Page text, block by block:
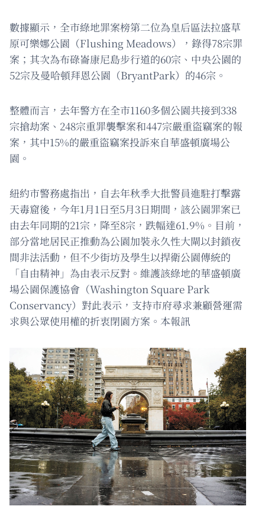
數據顯示，全市綠地罪案榜第二位為皇后區法拉盛草
原可樂娜公園（Flushing Meadows），錄得78宗罪
案；其次為布碌崙康尼島步行道的60宗、中央公園的
52宗及曼哈頓拜恩公園（BryantPark）的46宗。
整體而言，去年警方在全市1160多個公園共接到338
宗搶劫案、248宗重罪襲擊案和447宗嚴重盜竊案的報
案，其中15%的嚴重盜竊案投訴來自華盛頓廣場公
園。
紐約市警務處指出，自去年秋季大批警員進駐打擊露
天毒窟後，今年1月1日至5月3日期間，該公園罪案已
由去年同期的21宗，降至8宗，跌幅達61.9%。目前，
部分當地居民正推動為公園加裝永久性大閘以封鎖夜
間非法活動，但不少街坊及學生以捍衛公園傳統的
「自由精神」為由表示反對。維護該綠地的華盛頓廣
場公園保護協會（Washington Square Park
Conservancy）對此表示，支持市府尋求兼顧營運需
求與公眾使用權的折衷閉園方案。本報訊